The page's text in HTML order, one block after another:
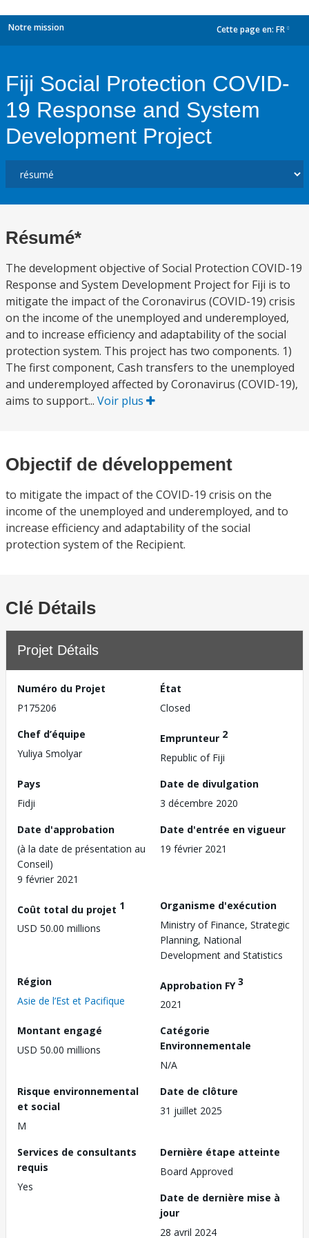
Notre mission Cette page en: FR
Fiji Social Protection COVID-
19 Response and System
Development Project
Résumé*
The development objective of Social Protection COVID-19
Response and System Development Project for Fiji is to
mitigate the impact of the Coronavirus (COVID-19) crisis
on the income of the unemployed and underemployed,
and to increase efficiency and adaptability of the social
protection system. This project has two components. 1)
The first component, Cash transfers to the unemployed
and underemployed affected by Coronavirus (COVID-19),
aims to support... Voir plus
Objectif de développement
to mitigate the impact of the COVID-19 crisis on the
income of the unemployed and underemployed, and to
increase efficiency and adaptability of the social
protection system of the Recipient.
Clé Détails
Projet Détails
Numéro du Projet
P175206
État
Closed
Chef d’équipe
Yuliya Smolyar
Emprunteur 2
Republic of Fiji
Pays
Fidji
Date de divulgation
3 décembre 2020
Date d'approbation
(à la date de présentation au
Conseil)
9 février 2021
Date d'entrée en vigueur
19 février 2021
Coût total du projet 1
USD 50.00 millions
Organisme d'exécution
Ministry of Finance, Strategic
Planning, National
Development and Statistics
Région
Asie de l’Est et Pacifique
Approbation FY3
2021
Montant engagé
USD 50.00 millions
Catégorie
Environnementale
N/A
Risque environnemental
et social
M
Date de clôture
31 juillet 2025
Services de consultants
requis
Yes
Dernière étape atteinte
Board Approved
Date de dernière mise à
jour
28 avril 2024